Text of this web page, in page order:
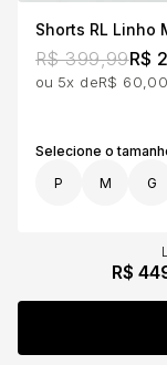
Shorts RL Linho
R$ 399,99R$
5x R$ 60,00
P M G
R$